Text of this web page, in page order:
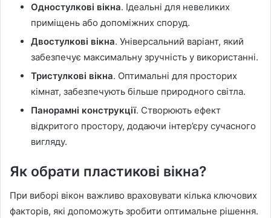
Одностулкові вікна. Ідеальні для невеликих
приміщень або допоміжних споруд.
Двостулкові вікна. Універсальний варіант, який
забезпечує максимальну зручність у використанні.
Тристулкові вікна. Оптимальні для просторих
кімнат, забезпечують більше природного світла.
Панорамні конструкції. Створюють ефект
відкритого простору, додаючи інтер’єру сучасного
вигляду.
Як обрати пластикові вікна?
При виборі вікон важливо враховувати кілька ключових
факторів, які допоможуть зробити оптимальне рішення.